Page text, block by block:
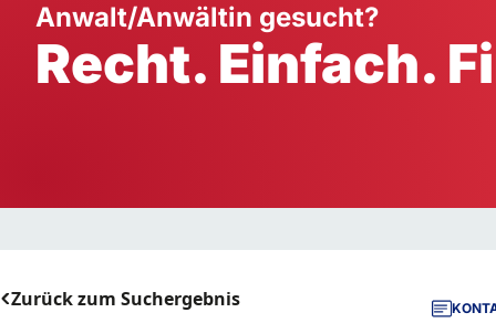
Ausbildung
Handwerk
Dienstleistung
Anwalt/Anwältin gesucht?
Recht. Einfach.
Zurück zum Suchergebnis